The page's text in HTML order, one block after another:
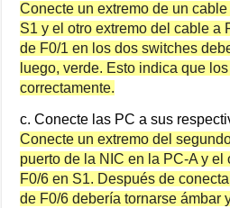
Conecte un extremo de un
S1 y el otro extremo del cable a
de F0/1 en los dos switches
luego, verde. Esto indica que
correctamente.
c. Conecte las PC a sus
Conecte un extremo del
puerto de la NIC en la PC-A y el
F0/6 en S1. Después de
de F0/6 debería tornarse ámbar